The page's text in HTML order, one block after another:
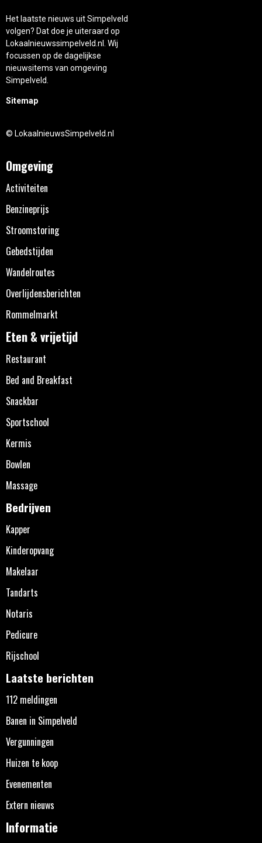
Het laatste nieuws uit Simpelveld
volgen? Dat doe je uiteraard op
Lokaalnieuwssimpelveld.nl. Wij
focussen op de dagelijkse
nieuwsitems van omgeving
Simpelveld.
Sitemap
© LokaalnieuwsSimpelveld.nl
Omgeving
Activiteiten
Benzineprijs
Stroomstoring
Gebedstijden
Wandelroutes
Overlijdensberichten
Rommelmarkt
Eten & vrijetijd
Restaurant
Bed and Breakfast
Snackbar
Sportschool
Kermis
Bowlen
Massage
Bedrijven
Kapper
Kinderopvang
Makelaar
Tandarts
Notaris
Pedicure
Rijschool
Laatste berichten
112 meldingen
Banen in Simpelveld
Vergunningen
Huizen te koop
Evenementen
Extern nieuws
Informatie